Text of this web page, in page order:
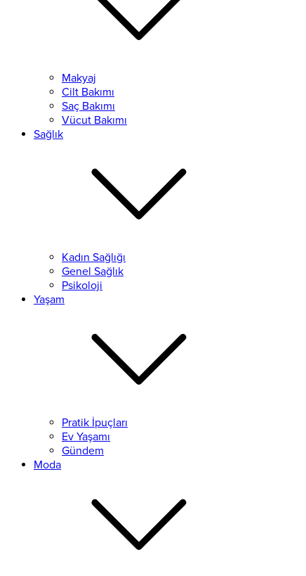
Makyaj
Cilt Bakımı
Saç Bakımı
Vücut Bakımı
Sağlık
Kadın Sağlığı
Genel Sağlık
Psikoloji
Yaşam
Pratik İpuçları
Ev Yaşamı
Gündem
Moda